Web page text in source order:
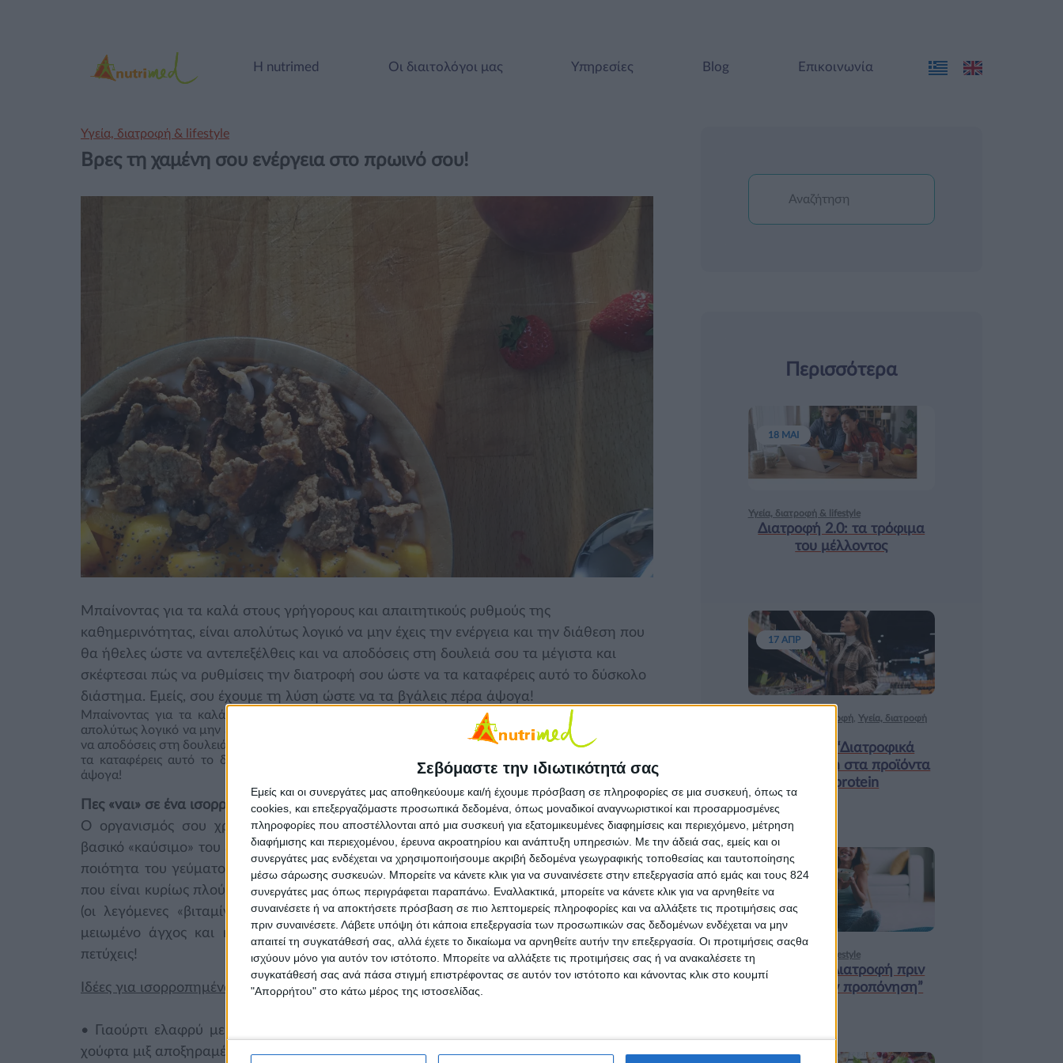
Σεβόμαστε την ιδιωτικότητά σας
Εμείς και οι συνεργάτες μας αποθηκεύουμε και/ή έχουμε πρόσβαση σε πληροφορίες σε μια συσκευή, όπως τα
cookies, και επεξεργαζόμαστε προσωπικά δεδομένα, όπως μοναδικοί αναγνωριστικοί και προσαρμοσμένες
πληροφορίες που αποστέλλονται από μια συσκευή για εξατομικευμένες διαφημίσεις και περιεχόμενο, μέτρηση
διαφήμισης και περιεχομένου, έρευνα ακροατηρίου και ανάπτυξη υπηρεσιών. Με την άδειά σας, εμείς και οι
συνεργάτες μας ενδέχεται να χρησιμοποιήσουμε ακριβή δεδομένα γεωγραφικής τοποθεσίας και ταυτοποίησης
μέσω σάρωσης συσκευών. Μπορείτε να κάνετε κλικ για να συναινέσετε στην επεξεργασία από εμάς και τους 824
συνεργάτες μας όπως περιγράφεται παραπάνω. Εναλλακτικά, μπορείτε να κάνετε κλικ για να αρνηθείτε να
συναινέσετε ή να αποκτήσετε πρόσβαση σε πιο λεπτομερείς πληροφορίες και να αλλάξετε τις προτιμήσεις σας
πριν συναινέσετε. Λάβετε υπόψη ότι κάποια επεξεργασία των προσωπικών σας δεδομένων ενδέχεται να μην
απαιτεί τη συγκατάθεσή σας, αλλά έχετε το δικαίωμα να αρνηθείτε αυτήν την επεξεργασία. Οι προτιμήσεις σαςθα
ισχύουν μόνο για αυτόν τον ιστότοπο. Μπορείτε να αλλάξετε τις προτιμήσεις σας ή να ανακαλέσετε τη
συγκατάθεσή σας ανά πάσα στιγμή επιστρέφοντας σε αυτόν τον ιστότοπο και κάνοντας κλικ στο κουμπί
"Απορρήτου" στο κάτω μέρος της ιστοσελίδας.
Η nutrimed Οι διαιτολόγοι μας Υπηρεσίες Blog Επικοινωνία
Υγεία, διατροφή & lifestyle
Βρες τη χαμένη σου ενέργεια στο πρωινό σου!
Μπαίνοντας για τα καλά στους γρήγορους και απαιτητικούς ρυθμούς της
καθημερινότητας, είναι απολύτως λογικό να μην έχεις την ενέργεια και την διάθεση που
θα ήθελες ώστε να αντεπεξέλθεις και να αποδόσεις στη δουλειά σου τα μέγιστα και
σκέφτεσαι πώς να ρυθμίσεις την διατροφή σου ώστε να τα καταφέρεις αυτό το δύσκολο
διάστημα. Εμείς, σου έχουμε τη λύση ώστε να τα βγάλεις πέρα άψογα!
Μπαίνοντας για τα καλά στους γρήγορους και απαιτητικούς ρυθμούς της καθημερινότητας, είναι
απολύτως λογικό να μην έχεις την ενέργεια και την διάθεση που θα ήθελες ώστε να αντεπεξέλθεις και
να αποδόσεις στη δουλειά σου τα μέγιστα και σκέφτεσαι πώς να ρυθμίσεις την διατροφή σου ώστε να
τα καταφέρεις αυτό το δύσκολο διάστημα. Εμείς, σου έχουμε τη λύση ώστε να τα βγάλεις πέρα
άψογα!
Πες «ναι» σε ένα ισορροπημένο πρωινό!
Ο οργανισμός σου χρειάζεται γλυκόζη για να λειτουργήσει, αφού αυτή αποτελεί το
βασικό «καύσιμο» του εγκεφάλου ενώ σε αυτό συμβάλλει σημαντικά και η ισορροπία και
ποιότητα του γεύματος που καταναλώνεις. Ήξερες ότι ένα ισορροπημένο πρωινό γεύμα
που είναι κυρίως πλούσιο σε τρόφιμα με φυτικές ίνες και βιταμίνες του συμπλέγματος Β
(οι λεγόμενες «βιταμίνες της ευτυχίας»!) φαίνεται να σχετίζεται με καλύτερη μνήμη,
μειωμένο άγχος και καλύτερη απόδοση στο εργασιακό περιβάλλον; Δες πώς θα το
πετύχεις!
Ιδέες για ισορροπημένα πρωινά γεύματα
• Γιαούρτι ελαφρύ με δημητριακά πρωινού ολικής άλεσης με σιτάρι και βρώμη και 1
χούφτα μιξ αποξηραμένων φρούτων με ανάλατους ξηρούς καρπούς
Περισσότερα
Υγεία, διατροφή & lifestyle
Διατροφή 2.0: τα τρόφιμα
του μέλλοντος
18 ΜΑΙ
Ισορροπημένη διατροφή, Υγεία, διατροφή
Κεφάλαιο “Διατροφικά
trends”: zoοm στα προϊόντα
high protein
17 ΑΠΡ
Υγεία, διατροφή & lifestyle
Κεφάλαιο “Διατροφή πριν
και μετά την προπόνηση”
18 ΦΕΒ